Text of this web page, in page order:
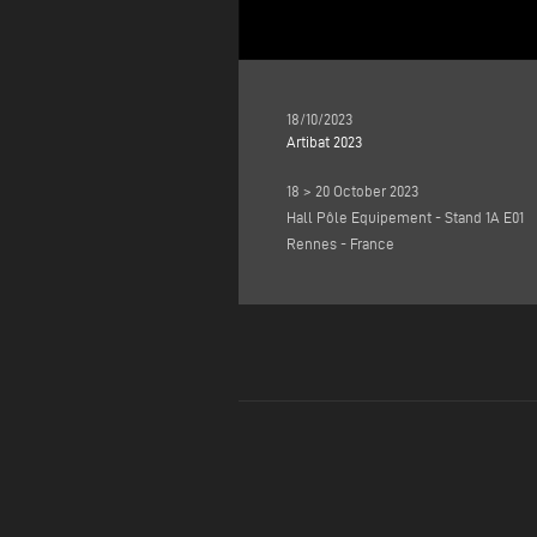
18/10/2023
Artibat 2023
18 > 20 October 2023
Hall Pôle Equipement - Stand 1A E01
Rennes - France